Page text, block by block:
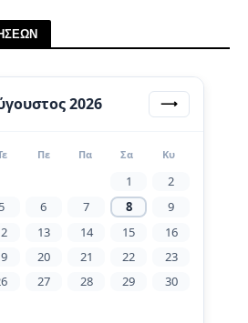
2026 ⟶
Πε Πα Σα Κυ
1
2
5 6 7 8
9
13 14 15
16
20 21 22
23
27 28 29
30